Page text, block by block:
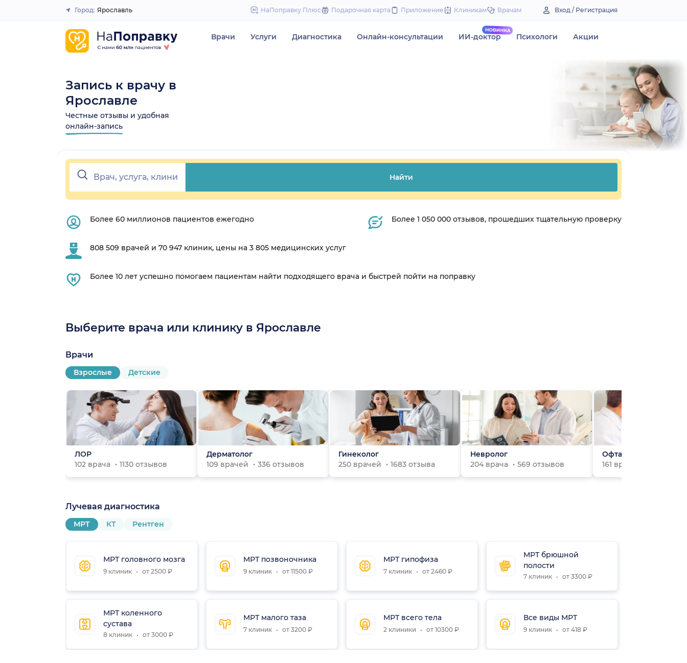
to
Закрыть
Город: Ярославль НаПоправку Плюс Подарочная карта Приложение Клиникам Врачам Вход / Регистрация
Врачи Услуги Диагностика Онлайн-консультации ИИ-доктор Психологи Акции
Запись к врачу в
Ярославле
Честные отзывы и удобная
онлайн-запись
Найти
Более 60 миллионов пациентов ежегодно Более 1 050 000 отзывов, прошедших тщательную проверку
808 509 врачей и 70 947 клиник, цены на 3 805 медицинских услуг
Более 10 лет успешно помогаем пациентам найти подходящего врача и быстрей пойти на поправку
Выберите врача или клинику в Ярославле
Врачи
Взрослые Детские
ЛОР
102 врача
1130 отзывов
Дерматолог
109 врачей
336 отзывов
Гинеколог
250 врачей
1683 отзыва
Невролог
204 врача
569 отзывов
Офтальмолог
161 врач
Лучевая диагностика
МРТ КТ Рентген
МРТ головного мозга
9 клиник от 2500 ₽
МРТ коленного
сустава
8 клиник от 3000 ₽
МРТ позвоночника
9 клиник от 11500 ₽
МРТ малого таза
7 клиник от 3200 ₽
МРТ гипофиза
7 клиник от 2460 ₽
МРТ всего тела
2 клиники от 10300 ₽
МРТ брюшной
полости
7 клиник от 3300 ₽
Все виды МРТ
9 клиник от 418 ₽